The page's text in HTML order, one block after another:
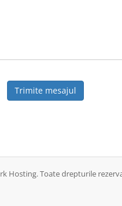
Trimite mesajul
Hosting. Toate drepturile